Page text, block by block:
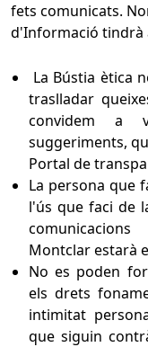
fets comunicats.
d'Informació tindrà
La Bústia ètica
traslladar
convidem a
suggeriments,
Portal de
La persona que
l'ús que faci de
Montclar estarà
No es poden
els drets
intimitat
que siguin